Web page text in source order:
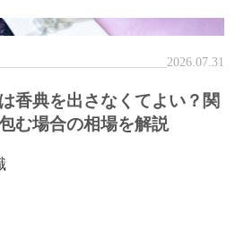
2026.07.31
香典を出さなくてよい？関
む場合の相場を解説